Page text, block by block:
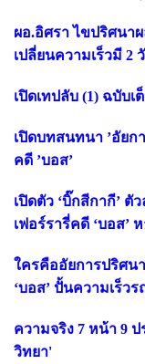
ผอ.อิศรา ไขปริศนา
เปลี่ยนความเร็วมี 2
เปิดเทปลับ (1) ฉบับเ
เปิดบทสนทนา ’อัยก
คดี ’บอส’
เปิดตัว ‘บิ๊กสีกากี’ ตั
เฟอร์รารี่คดี ‘บอส’
ใครคืออัยการปริศน
‘บอส’ ปั้นความเร็วร
ความจริง 7 หน้า 9
วิทยา'